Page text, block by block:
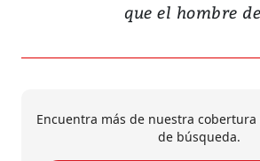
que el hombre
Encuentra más de nuestra
de búsqueda.